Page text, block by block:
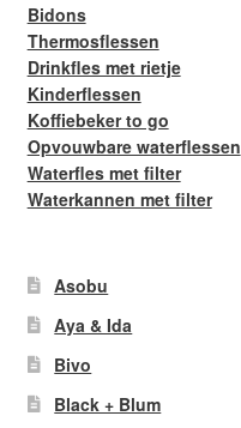
Bidons
Thermosflessen
Drinkfles met rietje
Kinderflessen
Koffiebeker to go
Opvouwbare waterflessen
Waterfles met filter
Waterkannen met filter
Asobu
Aya & Ida
Bivo
Black + Blum